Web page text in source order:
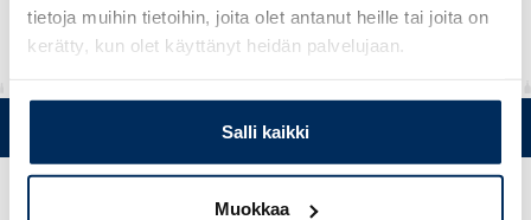
tietoja muihin tietoihin, joita olet antanut heille tai joita on
kerätty, kun olet käyttänyt heidän palvelujaan.
Salli kaikki
Muokkaa
• © Muovi-Heljanko Oy •Evästeasetukset